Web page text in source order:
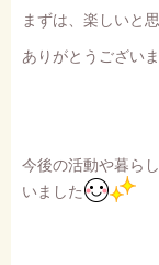
まずは、楽しいと
ありがとうござい
今後の活動や暮ら
いました